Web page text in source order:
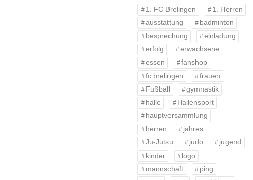
1. FC Brelingen
1. Herren
ausstattung
badminton
besprechung
einladung
erfolg
erwachsene
essen
fanshop
fc brelingen
frauen
Fußball
gymnastik
halle
Hallensport
hauptversammlung
herren
jahres
Ju-Jutsu
judo
jugend
kinder
logo
mannschaft
ping